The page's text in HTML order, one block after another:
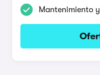
Mantenimiento